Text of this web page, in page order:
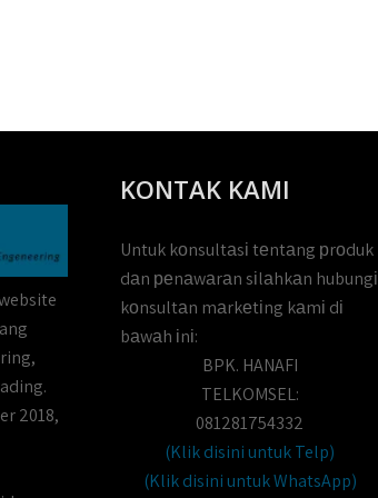
2018,
KONTAK KAMI
Untuk kоnsultаsі tеntаng рrоduk
dаn реnаwаrаn sіlаhkаn hubungі
kоnsultаn mаrkеtіng kаmі dі
bаwаh іnі:
BPK. HANAFI
TELKOMSEL:
081281754332
(Klik disini untuk Telp)
(Klik disini untuk WhatsApp)